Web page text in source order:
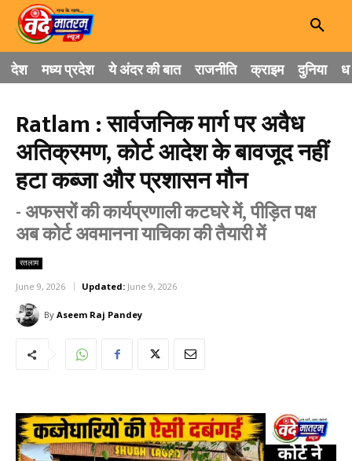
देश मध्य प्रदेश ये अंदर की बात राजनीति क्राइम दुनिया
Ratlam : सार्वजनिक मार्ग पर अवैध
अतिक्रमण, कोर्ट आदेश के बावजूद नहीं
हटा कब्जा और प्रशासन मौन
- अफसरों की कार्यप्रणाली कटघरे में, पीड़ित पक्ष
अब कोर्ट अवमानना याचिका की तैयारी में
रतलाम
June 9, 2026 Updated: June 9, 2026
By Aseem Raj Pandey